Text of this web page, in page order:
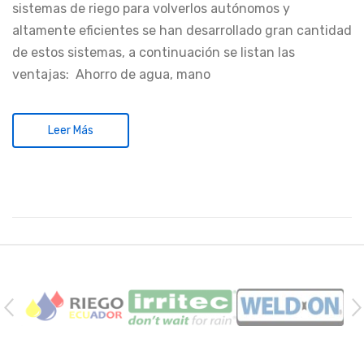
sistemas de riego para volverlos autónomos y
altamente eficientes se han desarrollado gran cantidad
de estos sistemas, a continuación se listan las
ventajas: Ahorro de agua, mano
Leer Más
o